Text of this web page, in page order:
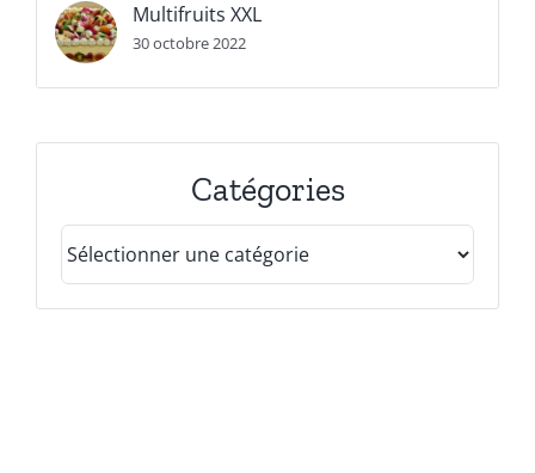
Multifruits XXL
30 octobre 2022
Catégories
Catégories